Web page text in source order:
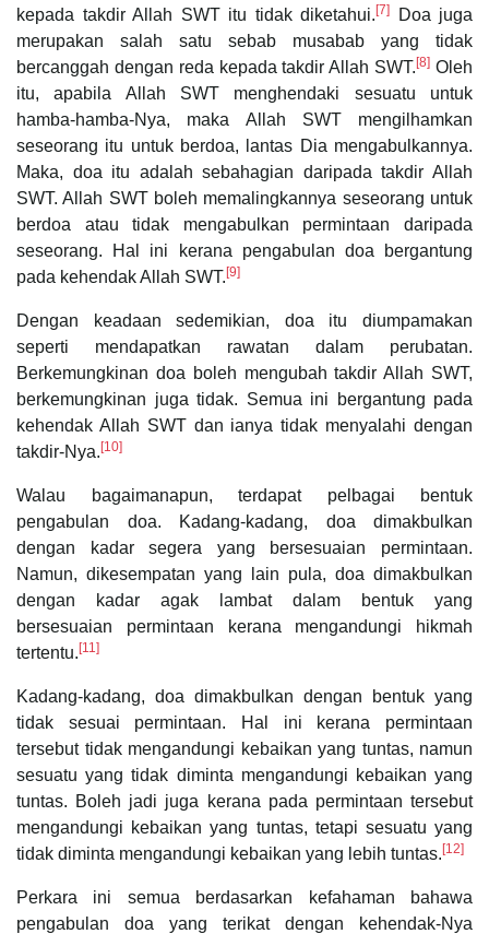
kepada takdir Allah SWT itu tidak diketahui.[7]
Doa juga
merupakan salah satu sebab musabab yang tidak
bercanggah dengan reda kepada takdir Allah SWT.[8] Oleh
itu, apabila Allah SWT menghendaki sesuatu untuk
hamba-hamba-Nya, maka Allah SWT mengilhamkan
seseorang itu untuk berdoa, lantas Dia mengabulkannya.
Maka, doa itu adalah sebahagian daripada takdir Allah
SWT. Allah SWT boleh memalingkannya seseorang untuk
berdoa atau tidak mengabulkan permintaan daripada
seseorang. Hal ini kerana pengabulan doa bergantung
pada kehendak Allah SWT.[9]
Dengan keadaan sedemikian, doa itu diumpamakan
seperti mendapatkan rawatan dalam perubatan.
Berkemungkinan doa boleh mengubah takdir Allah SWT,
berkemungkinan juga tidak. Semua ini bergantung pada
kehendak Allah SWT dan ianya tidak menyalahi dengan
takdir-Nya.[10]
Walau bagaimanapun, terdapat pelbagai bentuk
pengabulan doa. Kadang-kadang, doa dimakbulkan
dengan kadar segera yang bersesuaian permintaan.
Namun, dikesempatan yang lain pula, doa dimakbulkan
dengan kadar agak lambat dalam bentuk yang
bersesuaian permintaan kerana mengandungi hikmah
tertentu.[11]
Kadang-kadang, doa dimakbulkan dengan bentuk yang
tidak sesuai permintaan. Hal ini kerana permintaan
tersebut tidak mengandungi kebaikan yang tuntas, namun
sesuatu yang tidak diminta mengandungi kebaikan yang
tuntas. Boleh jadi juga kerana pada permintaan tersebut
mengandungi kebaikan yang tuntas, tetapi sesuatu yang
tidak diminta mengandungi kebaikan yang lebih tuntas.[12]
Perkara ini semua berdasarkan kefahaman bahawa
pengabulan doa yang terikat dengan kehendak-Nya